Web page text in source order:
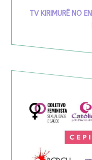
TV KIRIMURÊ NO